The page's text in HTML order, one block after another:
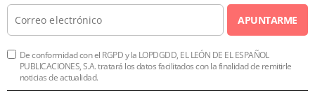
APUNTARME
De conformidad con el RGPD y la LOPDGDD, EL LEÓN DE EL ESPAÑOL
PUBLICACIONES, S.A. tratará los datos facilitados con la finalidad de remitirle
noticias de actualidad.